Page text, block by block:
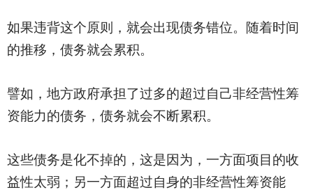
如果违背这个原则，就会出现债务错位。随着时间
的推移，债务就会累积。
譬如，地方政府承担了过多的超过自己非经营性筹
资能力的债务，债务就会不断累积。
这些债务是化不掉的，这是因为，一方面项目的收
益性太弱；另一方面超过自身的非经营性筹资能